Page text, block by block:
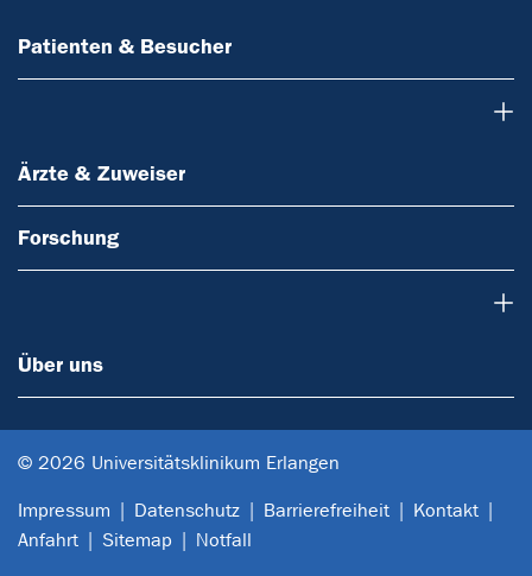
Patienten & Besucher
Ärzte & Zuweiser
Forschung
Über uns
© 2026 Universitätsklinikum Erlangen
Impressum Datenschutz Barrierefreiheit
Kontakt
Anfahrt
Sitemap Notfall